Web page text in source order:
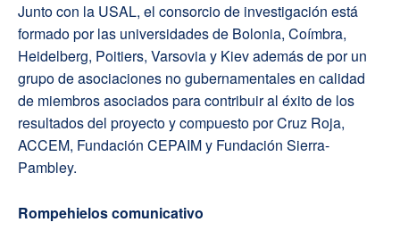
Junto con la USAL, el consorcio de investigación está
formado por las universidades de Bolonia, Coímbra,
Heidelberg, Poitiers, Varsovia y Kiev además de por un
grupo de asociaciones no gubernamentales en calidad
de miembros asociados para contribuir al éxito de los
resultados del proyecto y compuesto por Cruz Roja,
ACCEM, Fundación CEPAIM y Fundación Sierra-
Pambley.
Rompehielos comunicativo